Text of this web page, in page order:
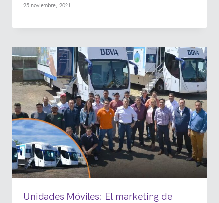
25 noviembre, 2021
Unidades Móviles: El marketing de